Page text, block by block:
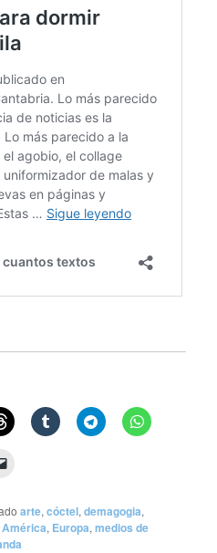
arte,cóctel,demagogia,
, Europa,medios de